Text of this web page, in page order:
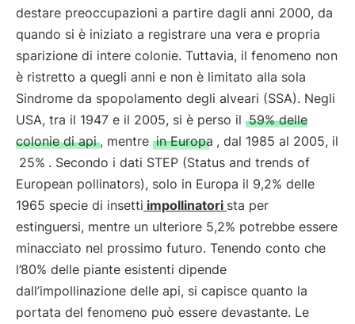
destare preoccupazioni a partire dagli anni 2000, da
quando si è iniziato a registrare una vera e propria
sparizione di intere colonie. Tuttavia, il fenomeno non
è ristretto a quegli anni e non è limitato alla sola
Sindrome da spopolamento degli alveari (SSA). Negli
USA, tra il 1947 e il 2005, si è perso il 59% delle
colonie di api , mentre in Europa , dal 1985 al 2005, il
25% . Secondo i dati STEP (Status and trends of
European pollinators), solo in Europa il 9,2% delle
1965 specie di insetti impollinatori sta per
estinguersi, mentre un ulteriore 5,2% potrebbe essere
minacciato nel prossimo futuro. Tenendo conto che
l’80% delle piante esistenti dipende
dall’impollinazione delle api, si capisce quanto la
portata del fenomeno può essere devastante. Le